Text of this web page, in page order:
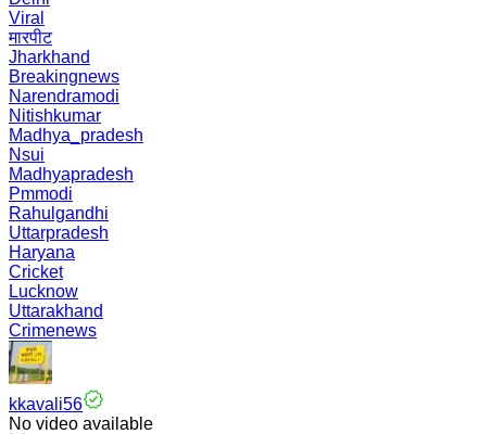
Viral
मारपीट
Jharkhand
Breakingnews
Narendramodi
Nitishkumar
Madhya_pradesh
Nsui
Madhyapradesh
Pmmodi
Rahulgandhi
Uttarpradesh
Haryana
Cricket
Lucknow
Uttarakhand
Crimenews
kkavali56
No video available